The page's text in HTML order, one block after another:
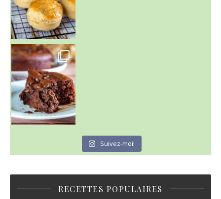
~ GÂTEAU FONDANT CHOCO NOISETTE ~
C'est lundi
Suivez-moi!
RECETTES POPULAIRES